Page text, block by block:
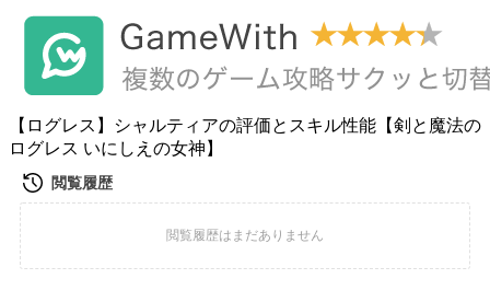
【ログレス】シャルティアの評価とスキル性能【剣と魔法の
ログレス いにしえの女神】